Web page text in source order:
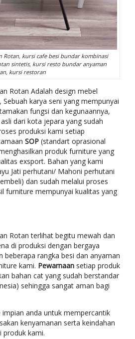
Rotan, kursi cafe besi bundar kombinasi
sintetis, kursi resto bundar anyaman
kursi restoran
Rotan Adalah design mebel
karya seni yang mempunyai
fungsi dan kegunaannya,
dari kota jepara yang sudah
produksi kami setiap
SOP (standart oprasional
produk furniture yang
exsport. Bahan yang kami
Jati perhutani/ Mahoni perhutani
dan sudah melalui proses
furniture mempunyai kualitas yang
Rotan terlihat begitu mewah dan
di produksi dengan bergaya
beberapa rangka besi dan anyaman
kami. Pewarnaan setiap produk
bahan cat yang sudah berstandar
sehingga sangat aman bagi
anda untuk mempercantik
kenyamanan serta keindahan
produk kami.